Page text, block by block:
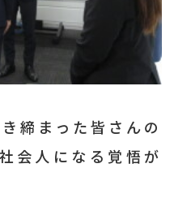
締まった皆さんの
会人になる覚悟が